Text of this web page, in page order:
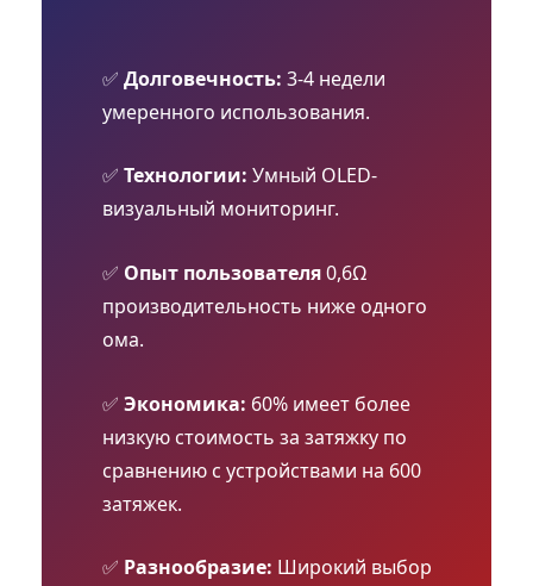
✅ Долговечность: 3-4 недели
умеренного использования.
✅ Технологии: Умный OLED-
визуальный мониторинг.
✅ Опыт пользователя0,6Ω
производительность ниже одного
ома.
✅ Экономика: 60% имеет более
низкую стоимость за затяжку по
сравнению с устройствами на 600
затяжек.
✅ Разнообразие: Широкий выбор